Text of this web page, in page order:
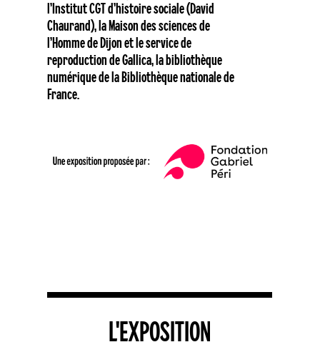
l’Institut CGT d’histoire sociale (David
Chaurand), la Maison des sciences de
l’Homme de Dijon et le service de
reproduction de Gallica, la bibliothèque
numérique de la Bibliothèque nationale de
France.
L'EXPOSITION